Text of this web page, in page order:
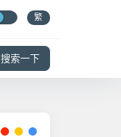
繁
搜索一下